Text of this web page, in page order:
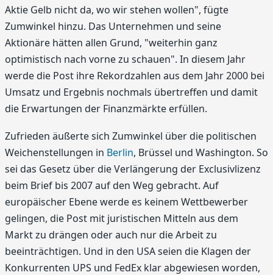
Aktie Gelb nicht da, wo wir stehen wollen", fügte
Zumwinkel hinzu. Das Unternehmen und seine
Aktionäre hätten allen Grund, "weiterhin ganz
optimistisch nach vorne zu schauen". In diesem Jahr
werde die Post ihre Rekordzahlen aus dem Jahr 2000 bei
Umsatz und Ergebnis nochmals übertreffen und damit
die Erwartungen der Finanzmärkte erfüllen.
Zufrieden äußerte sich Zumwinkel über die politischen
Weichenstellungen in Berlin, Brüssel und Washington. So
sei das Gesetz über die Verlängerung der Exclusivlizenz
beim Brief bis 2007 auf den Weg gebracht. Auf
europäischer Ebene werde es keinem Wettbewerber
gelingen, die Post mit juristischen Mitteln aus dem
Markt zu drängen oder auch nur die Arbeit zu
beeinträchtigen. Und in den USA seien die Klagen der
Konkurrenten UPS und FedEx klar abgewiesen worden,